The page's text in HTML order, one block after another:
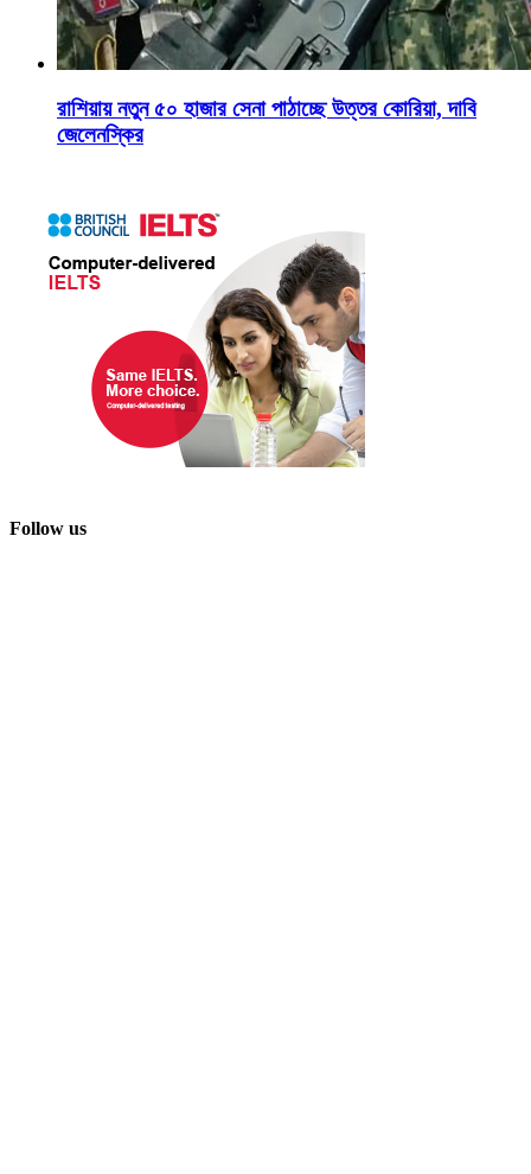
রাশিয়ায় নতুন ৫০ হাজার সেনা পাঠাচ্ছে উত্তর কোরিয়া, দাবি
জেলেনস্কির
Follow us